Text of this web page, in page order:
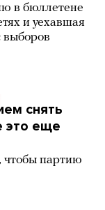
в бюллетене
и уехавшая
выборов
снять
это еще
чтобы партию